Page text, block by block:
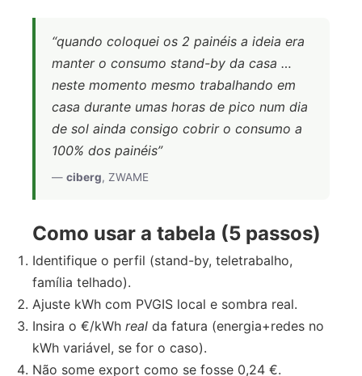
“quando coloquei os 2 painéis a ideia era
manter o consumo stand-by da casa …
neste momento mesmo trabalhando em
casa durante umas horas de pico num dia
de sol ainda consigo cobrir o consumo a
100% dos painéis”
— ciberg, ZWAME
Como usar a tabela (5 passos)
Identifique o perfil (stand-by, teletrabalho,
família telhado).
Ajuste kWh com PVGIS local e sombra real.
Insira o €/kWh real da fatura (energia+redes no
kWh variável, se for o caso).
Não some export como se fosse 0,24 €.